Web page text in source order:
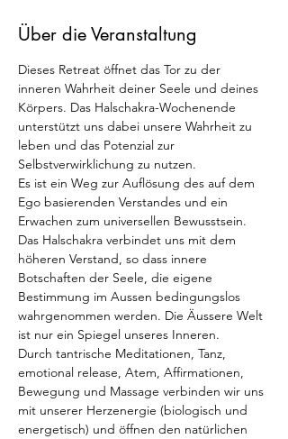
Über die Veranstaltung
Dieses Retreat öffnet das Tor zu der
inneren Wahrheit deiner Seele und deines
Körpers. Das Halschakra-Wochenende
unterstützt uns dabei unsere Wahrheit zu
leben und das Potenzial zur
Selbstverwirklichung zu nutzen.
Es ist ein Weg zur Auflösung des auf dem
Ego basierenden Verstandes und ein
Erwachen zum universellen Bewusstsein.
Das Halschakra verbindet uns mit dem
höheren Verstand, so dass innere
Botschaften der Seele, die eigene
Bestimmung im Aussen bedingungslos
wahrgenommen werden. Die Äussere Welt
ist nur ein Spiegel unseres Inneren.
Durch tantrische Meditationen, Tanz,
emotional release, Atem, Affirmationen,
Bewegung und Massage verbinden wir uns
mit unserer Herzenergie (biologisch und
energetisch) und öffnen den natürlichen